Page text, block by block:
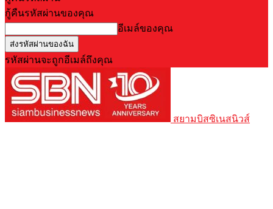
กู้คืนรหัสผ่านของคุณ
อีเมล์ของคุณ
รหัสผ่านจะถูกอีเมล์ถึงคุณ
สยามบิสซิเนสนิวส์